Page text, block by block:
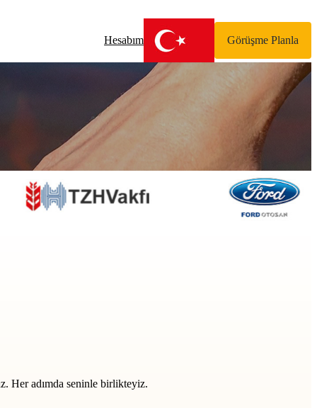
Hesabım Görüşme Planla
Her adımda seninle birlikteyiz.